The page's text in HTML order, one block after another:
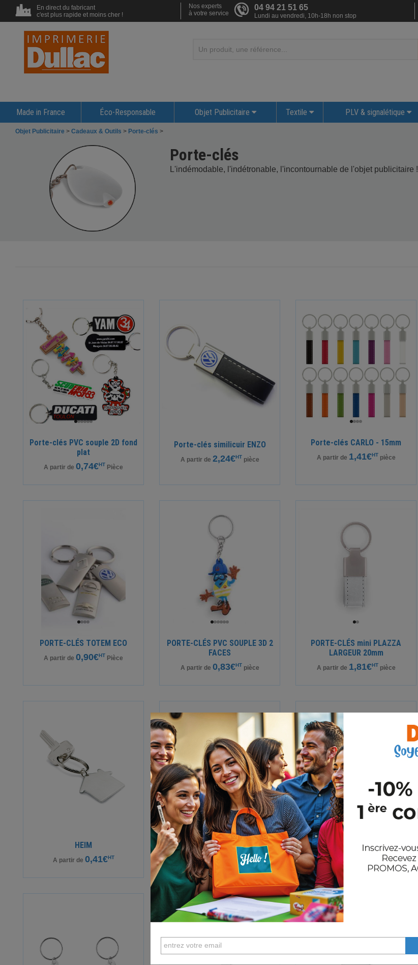
En direct du fabricant
c'est plus rapide et moins cher !
Nos experts
à votre service
04 94 21 51 65
Lundi au vendredi, 10h-18h non stop
Made in France Éco-Responsable Objet Publicitaire Textile PLV & signalétique
Objet Publicitaire > Cadeaux & Outils > Porte-clés >
Porte-clés
L'indémodable, l'indétronable, l'incontournable de l'objet publicitaire !
Porte-clés PVC souple 2D fond
plat
A partir de 0,74€HT Pièce
Porte-clés similicuir ENZO
A partir de 2,24€HT pièce
Porte-clés CARLO - 15mm
A partir de 1,41€HT pièce
PORTE-CLÉS TOTEM ECO
A partir de 0,90€HT Pièce
PORTE-CLÉS PVC SOUPLE 3D 2
FACES
A partir de 0,83€HT pièce
PORTE-CLÉS mini PLAZZA
LARGEUR 20mm
A partir de 1,81€HT pièce
HEIM
A partir de 0,41€HT
TECH
A partir de 0,76€HT
RECTANGLO
A partir de HT